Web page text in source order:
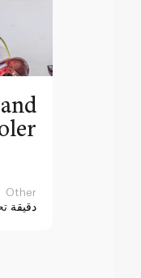
Other
10 دقيقة